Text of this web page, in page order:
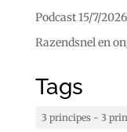
Podcast 15/7/
Razendsnel en
Tags
3 principes - 3